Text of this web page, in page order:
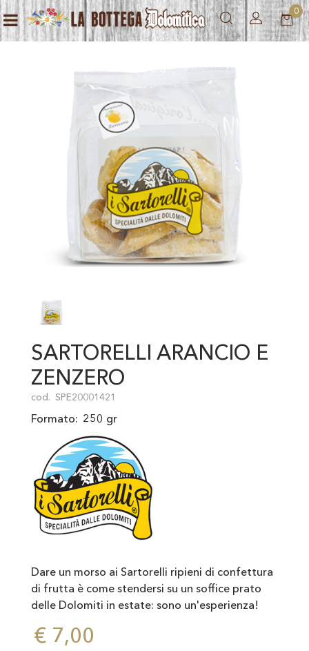
Open menu
0
SARTORELLI ARANCIO E
ZENZERO
cod. SPE20001421
Formato: 250 gr
Dare un morso ai Sartorelli ripieni di confettura
di frutta è come stendersi su un soffice prato
delle Dolomiti in estate: sono un'esperienza!
€ 7,00